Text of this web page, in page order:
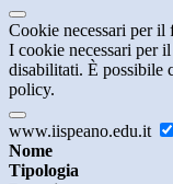
Cookie necessari per il
I cookie necessari per
disabilitati. È possibile
policy.
www.iispeano.edu.it
Nome
Tipologia